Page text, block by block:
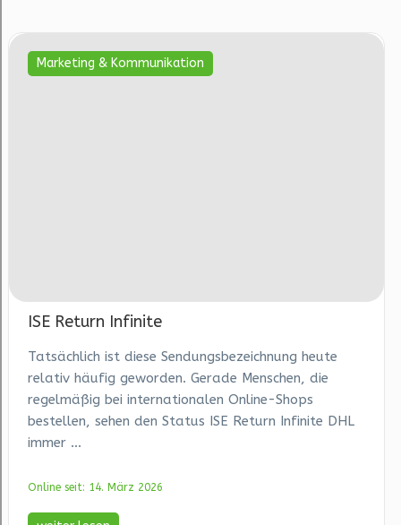
Marketing & Kommunikation
ISE Return Infinite
Tatsächlich ist diese Sendungsbezeichnung heute
relativ häufig geworden. Gerade Menschen, die
regelmäßig bei internationalen Online-Shops
bestellen, sehen den Status ISE Return Infinite DHL
immer ...
Online seit: 14. März 2026